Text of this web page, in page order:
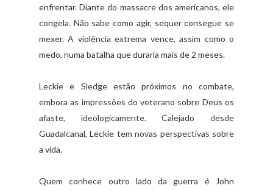
enfrentar. Diante do massacre dos americanos, ele
congela. Não sabe como agir, sequer consegue se
mexer. A violência extrema vence, assim como o
medo, numa batalha que duraria mais de 2 meses.
Leckie e Sledge estão próximos no combate,
embora as impressões do veterano sobre Deus os
afaste, ideologicamente. Calejado desde
Guadalcanal, Leckie tem novas perspectivas sobre
a vida.
Quem conhece outro lado da guerra é John